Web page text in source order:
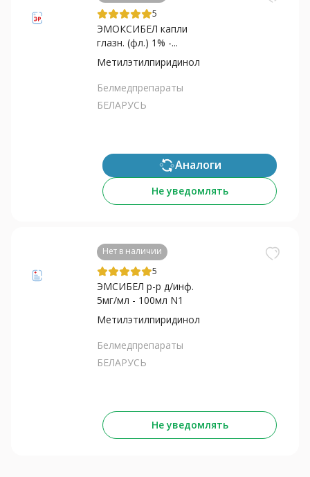
5
ЭМОКСИБЕЛ капли
глазн. (фл.) 1% -...
Метилэтилпиридинол
Белмедпрепараты
БЕЛАРУСЬ
Аналоги
Не уведомлять
Нет в наличии
5
ЭМСИБЕЛ р-р д/инф.
5мг/мл - 100мл N1
Метилэтилпиридинол
Белмедпрепараты
БЕЛАРУСЬ
Не уведомлять